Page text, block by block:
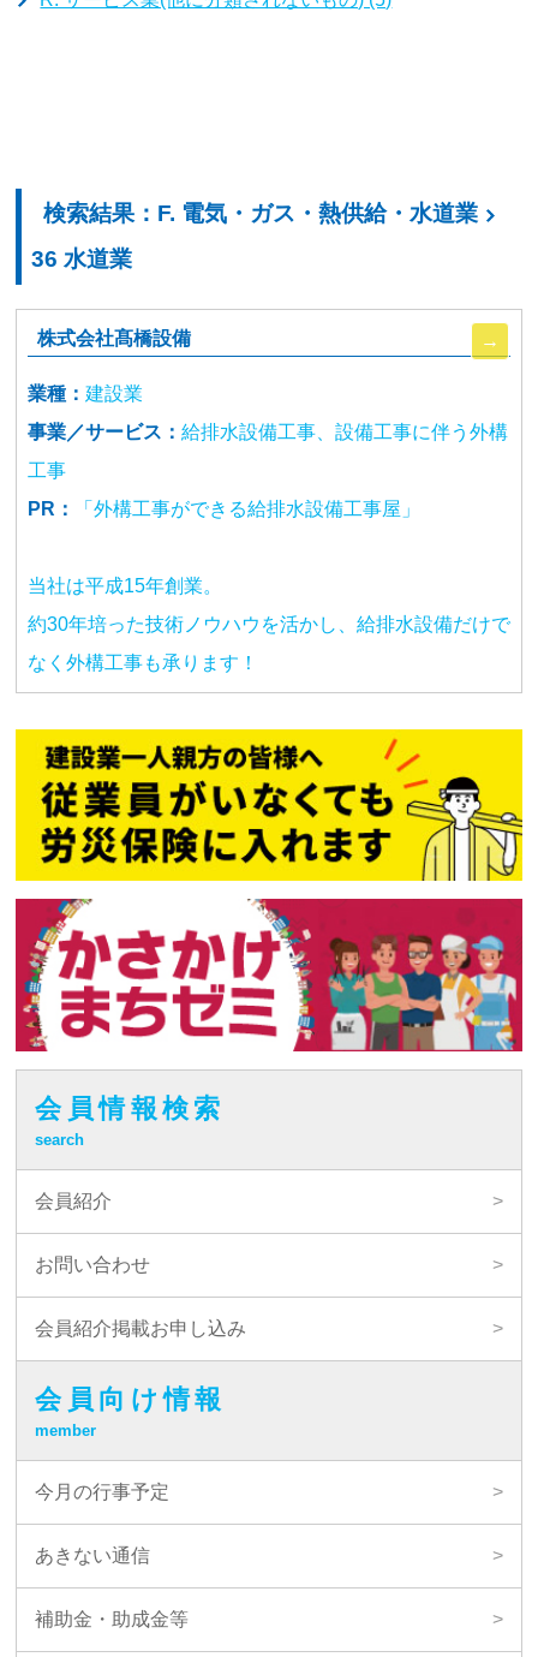
検索結果：F. 電気・ガス・熱供給・水道業
36 水道業
株式会社髙橋設備
業種： 建設業
事業／サービス： 給排水設備工事、設備工事に伴う外構
工事
PR：
「外構工事ができる給排水設備工事屋」
当社は平成15年創業。
約30年培った技術ノウハウを活かし、給排水設備だけで
なく外構工事も承ります！
会員情報検索
search
会員紹介
お問い合わせ
会員紹介掲載お申し込み
会員向け情報
member
今月の行事予定
あきない通信
補助金・助成金等